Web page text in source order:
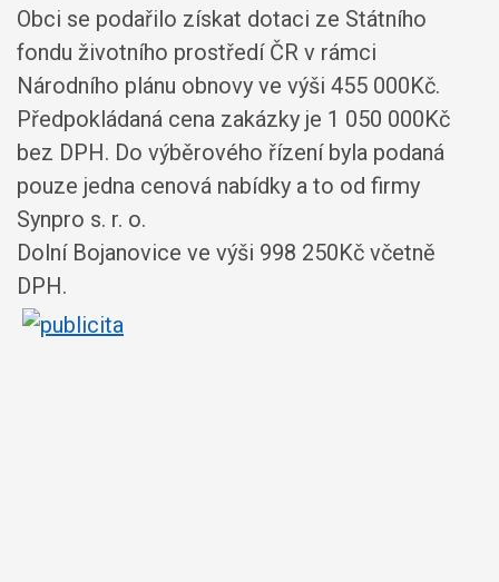
Obci se podařilo získat dotaci ze Státního
fondu životního prostředí ČR v rámci
Národního plánu obnovy ve výši 455 000Kč.
Předpokládaná cena zakázky je 1 050 000Kč
bez DPH. Do výběrového řízení byla podaná
pouze jedna cenová nabídky a to od firmy
Synpro s. r. o.
Dolní Bojanovice ve výši 998 250Kč včetně
DPH.